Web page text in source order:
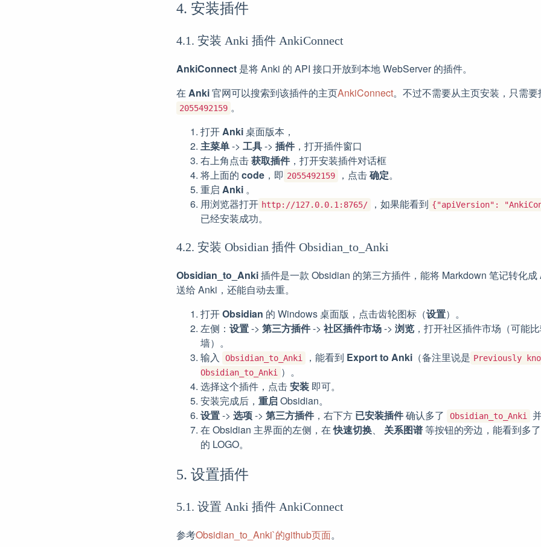
4. 安装插件
4.1. 安装 Anki 插件 AnkiConnect
AnkiConnect 是将 Anki 的 API 接口开放到本地 WebServer 的插件。
在 Anki官网可以搜索到该插件的主页AnkiConnect。不过不需要从主页安装，只需要
2055492159 。
打开Anki桌面版本，
主菜单-> 工具-> 插件，打开插件窗口
右上角点击获取插件，打开安装插件对话框
将上面的 code ，即 2055492159 ，点击确定。
重启 Anki 。
用浏览器打开 http://127.0.0.1:8765/ ，如果能看到 {"apiVersion":
已经安装成功。
4.2. 安装 Obsidian 插件 Obsidian_to_Anki
Obsidian_to_Anki插件是一款 Obsidian 的第三方插件，能将 Markdown 笔记转化
送给 Anki，还能自动去重。
打开Obsidian 的 Windows 桌面版，点击齿轮图标（设置）。
左侧： 设置-> 第三方插件-> 社区插件市场-> 浏览 ，打开社区插件市场（可能
墙）。
输入
Obsidian_to_Anki ，能看到 Export to Anki （备注里说是 Previously
Obsidian_to_Anki
）。
选择这个插件，点击安装 即可。
安装完成后， 重启Obsidian。
设置-> 选项-> 第三方插件，右下方 已安装插件确认多了 Obsidian_to_Anki
在 Obsidian 主界面的左侧，在快速切换、 关系图谱等按钮的旁边，能看到多
的 LOGO。
5. 设置插件
5.1. 设置 Anki 插件 AnkiConnect
参考Obsidian_to_Anki`的github页面。